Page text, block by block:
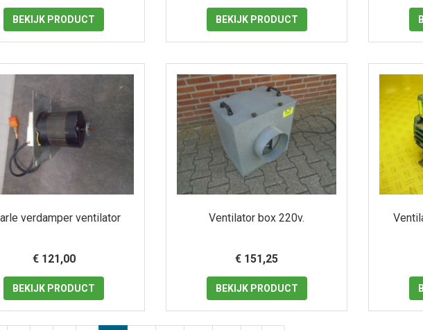
BEKIJK PRODUCT BEKIJKPRODUCT
verdamper ventilator
€ 121,00
BEKIJK PRODUCT
Ventilator box 220v.
€ 151,25
BEKIJKPRODUCT